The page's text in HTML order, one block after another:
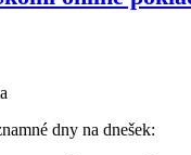
dny na dnešek: